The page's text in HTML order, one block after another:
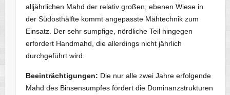
alljährlichen Mahd der relativ großen, ebenen Wiese in
der Südosthälfte kommt angepasste Mähtechnik zum
Einsatz. Der sehr sumpfige, nördliche Teil hingegen
erfordert Handmahd, die allerdings nicht jährlich
durchgeführt wird.
Beeinträchtigungen: Die nur alle zwei Jahre erfolgende
Mahd des Binsensumpfes fördert die Dominanzstrukturen